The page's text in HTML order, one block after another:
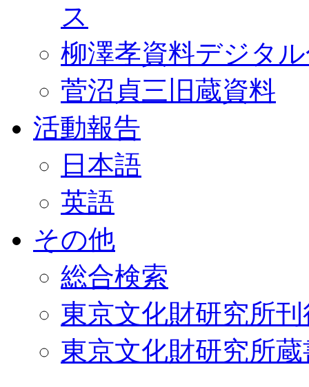
ス
柳澤孝資料デジタ
菅沼貞三旧蔵資料
活動報告
日本語
英語
その他
総合検索
東京文化財研究所
東京文化財研究所